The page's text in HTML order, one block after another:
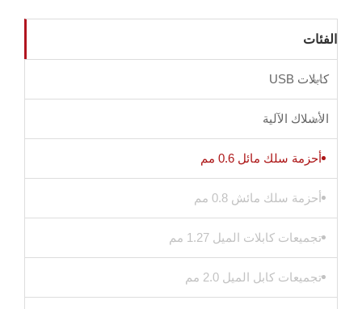
الفئات
كابلات USB
الأسلاك الآلية
أحزمة سلك مائل 0.6 مم
أحزمة سلك مائش 0.8 مم
تجميعات كابلات الميل 1.27 مم
تجميعات كابل الميل 2.0 مم